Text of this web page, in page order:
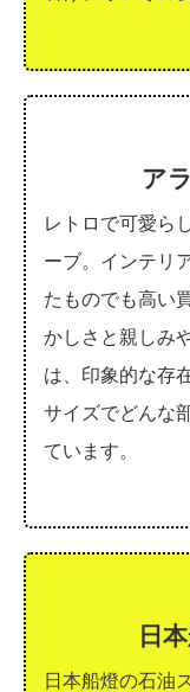
ア
レトロで可愛ら
ーブ。インテリ
たものでも高い
かしさと親しみ
は、印象的な存
サイズでどんな
ています。
日
日本船燈の石油